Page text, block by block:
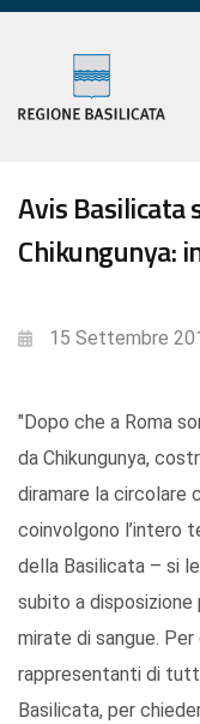
Avis Basilicata
Chikungunya:
15 Settembre
"Dopo che a Roma
da Chikungunya,
diramare la circolare
coinvolgono l’intero
della Basilicata – si
subito a
mirate di sangue.
rappresentanti di
Basilicata, per